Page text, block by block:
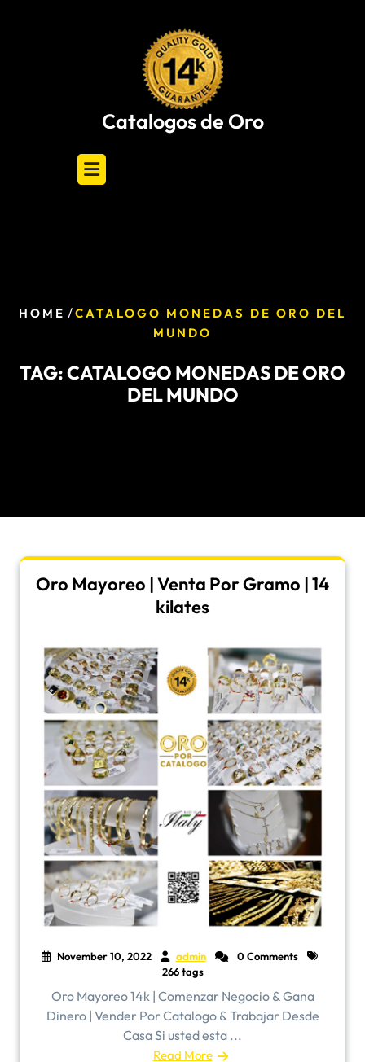
Catalogos de Oro
HOME /CATALOGO MONEDAS DE ORO DEL
MUNDO
TAG:CATALOGO MONEDAS DE ORO
DEL MUNDO
Oro Mayoreo | Venta Por Gramo | 14
kilates
November 10, 2022 admin
0 Comments
266 tags
Oro Mayoreo 14k | Comenzar Negocio & Gana
Dinero | Vender Por Catalogo & Trabajar Desde
Casa Si usted esta ...
Read More